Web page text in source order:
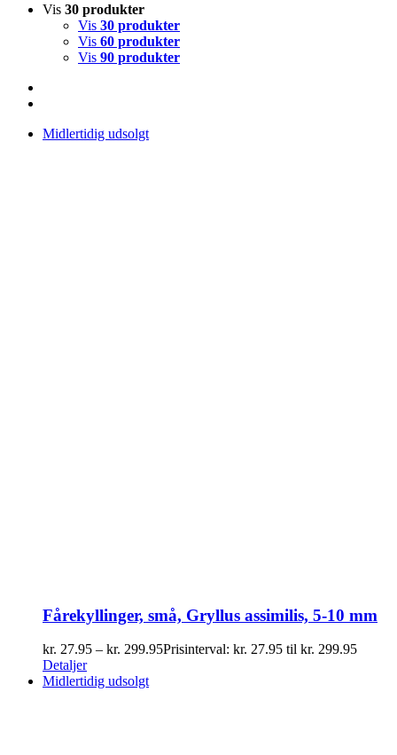
Vis 30 produkter
Vis 30 produkter
Vis 60 produkter
Vis 90 produkter
Midlertidig udsolgt
Fårekyllinger, små, Gryllus assimilis, 5-10 mm
kr. 27.95 – kr. 299.95Prisinterval: kr. 27.95 til kr. 299.95
Detaljer
Midlertidig udsolgt